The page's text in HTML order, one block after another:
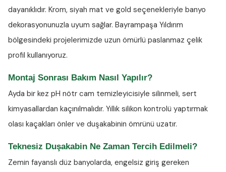
dayanıklıdır. Krom, siyah mat ve gold seçenekleriyle banyo
dekorasyonunuzla uyum sağlar. Bayrampaşa Yıldırım
bölgesindeki projelerimizde uzun ömürlü paslanmaz çelik
profil kullanıyoruz.
Montaj Sonrası Bakım Nasıl Yapılır?
Ayda bir kez pH nötr cam temizleyicisiyle silinmeli, sert
kimyasallardan kaçınılmalıdır. Yıllık silikon kontrolü yaptırmak
olası kaçakları önler ve duşakabinin ömrünü uzatır.
Teknesiz Duşakabin Ne Zaman Tercih Edilmeli?
Zemin fayanslı düz banyolarda, engelsiz giriş gereken